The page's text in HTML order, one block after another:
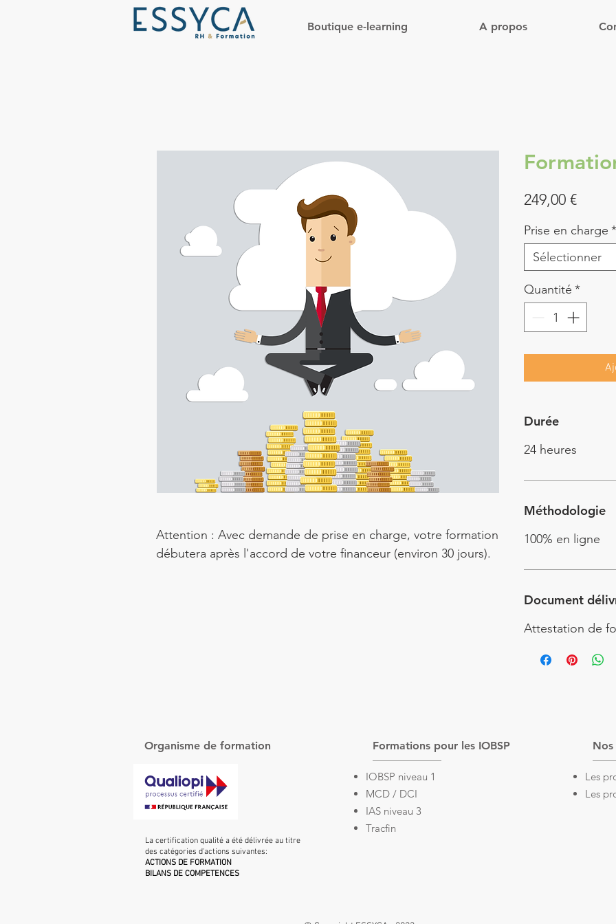
Boutique e-learning A propos
Attention : Avec demande de prise en charge, votre formation
débutera après l'accord de votre financeur (environ 30 jours).
249,00 €Prix
Prise en charge *
Sélectionner
Quantité *
Durée
24 heures
Méthodologie
100% en ligne
Document
Attestation de
Organisme de formation
La certification qualité a été délivrée au titre
des catégories d'actions suivantes:
ACTIONS DE FORMATION
BILANS DE COMPETENCES
Formations pour les IOBSP
IOBSP niveau 1
MCD / DCI
IAS niveau 3
Tracfin
Les
Les